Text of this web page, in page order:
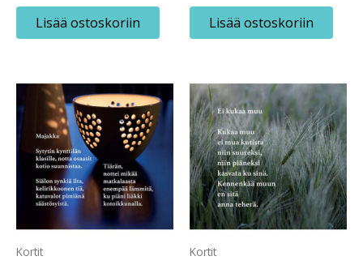
Lisää ostoskoriin Lisää ostoskoriin
Kortit Kortit